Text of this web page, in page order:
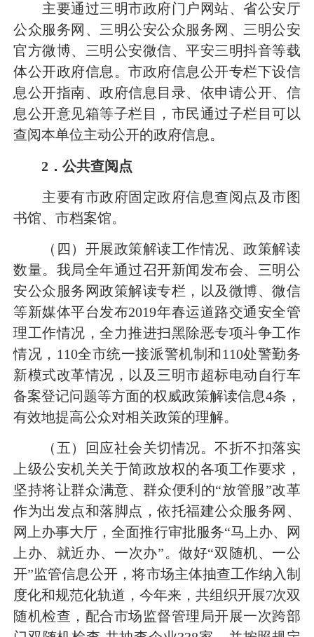
主要通过三明市政府门户网站、省公安厅
公众服务网、三明公安公众服务网、三明公安
官方微博、三明公安微信、平安三明抖音等载
体公开政府信息。市政府信息公开专栏下设信
息公开指南、政府信息目录、依申请公开、信
息公开意见箱等子栏目，市民通过子栏目可以
查阅本单位主动公开的政府信息。
2．公共查阅点
主要有市政府固定政府信息查阅点及市图
书馆、市档案馆。
（四）开展政策解读工作情况、政策解读
数量。我局全年通过召开新闻发布会、三明公
安公众服务网政策解读专栏，以及微博、微信
等新媒体平台发布2019年春运道路交通安全管
理工作情况，全力推进扫黑除恶专项斗争工作
情况，110全市统一接派警机制和110处警勤务
新模式改革情况，以及三明市超标电动自行车
备案登记问题等方面的权威政策解读信息4条，
有效地提高公众对相关政策的理解。
（五）回应社会关切情况。不折不扣落实
上级公安机关关于简政放权的各项工作要求，
坚持将让群众满意、群众便利的“放管服”改革
作为出发点和落脚点，依托福建公众服务网、
网上办事大厅，全面推行审批服务“马上办、网
上办、就近办、一次办”。做好“双随机、一公
开”监管信息公开，将市场主体抽查工作纳入制
度化和规范化轨道，今年来，共组织开展7次双
随机检查，配合市场监督管理局开展一次跨部